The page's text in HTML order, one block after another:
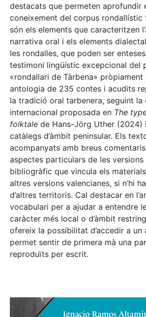
destacats que permeten aprofundir
coneixement del corpus rondallístic
són els elements que caracteritzen
narrativa oral i els elements
les rondalles, que poden ser
testimoni lingüístic excepcional del
«rondallari de Tàrbena» pròpiament
antologia de 235 contes i acudits
la tradició oral tarbenera, seguint la
internacional proposada en The
folktale de Hans-Jörg Uther (2024)
catàlegs d’àmbit peninsular. Els
acompanyats amb breus
aspectes particulars de les versions
bibliogràfic que vincula els
altres versions valencianes, si n’hi
d’altres territoris. Cal destacar en
vocabulari per a ajudar a entendre
caràcter més local o d’àmbit
ofereix la possibilitat d’accedir a un
permet sentir de primera mà una
reproduïts per escrit.